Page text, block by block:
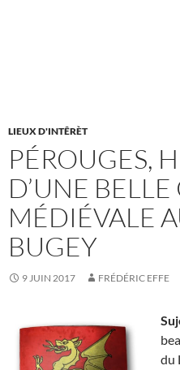
LIEUX D'INTÊRÈT
PÉROUGES,
D’UNE BELLE
MÉDIÉVALE
BUGEY
9 JUIN 2017 FRÉDÉRIC EFFE
du